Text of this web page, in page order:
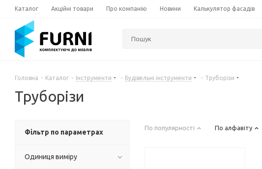
Каталог Акційні товари Про компанію Новини Калькулятор фасадів
Головна - Каталог - Інструменти - Будівельні інструменти - Труборізи
Труборізи
По популярності По алфавіту
Фільтр по параметрах
Одиниця виміру